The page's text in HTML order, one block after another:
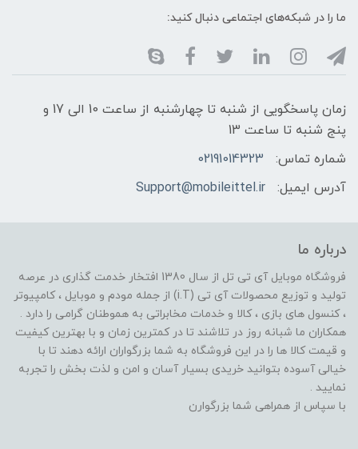
ما را در شبکه‌های اجتماعی دنبال کنید:
زمان پاسخگویی از شنبه تا چهارشنبه از ساعت 10 الی 17 و
پنج شنبه تا ساعت 13
شماره تماس:
02191014323
آدرس ایمیل:
Support@mobileittel.ir
درباره ما
فروشگاه موبایل آی تی تل از سال 1380 افتخار خدمت گذاری در عرصه
تولید و توزیع محصولات آی تی (i.T) از جمله مودم و موبایل ، کامپیوتر
، کنسول های بازی ، کالا و خدمات مخابراتی به هموطنان گرامی را دارد .
همکاران ما شبانه روز در تلاشند تا در کمترین زمان و با بهترین کیفیت
و قیمت کالا ها را در این فروشگاه به شما بزرگواران ارائه دهند تا با
خیالی آسوده بتوانید خریدی بسیار آسان و امن و لذت بخش را تجربه
نمایید .
با سپاس از همراهی شما بزرگوارن